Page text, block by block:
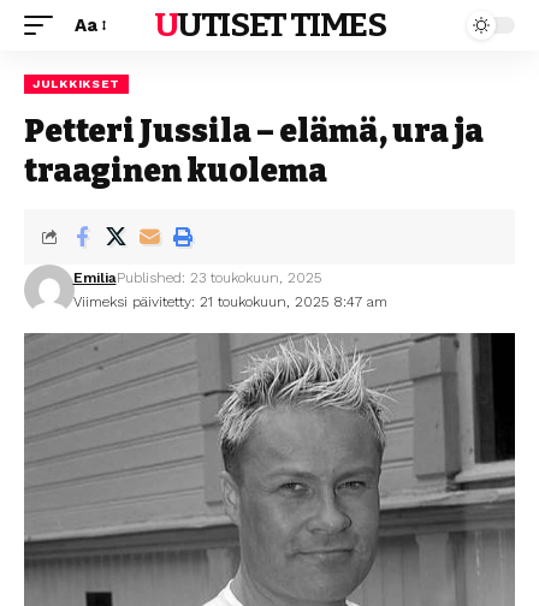
Aa UUTISET TIMES
JULKKIKSET
Petteri Jussila – elämä, ura ja
traaginen kuolema
Viimeksi päivitetty: 21 toukokuun, 2025 8:47 am
EmiliaPublished: 23 toukokuun, 2025